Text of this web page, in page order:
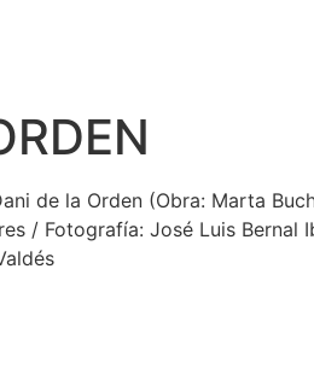
de la Orden (Obra: Marta
/ Fotografía: José Luis